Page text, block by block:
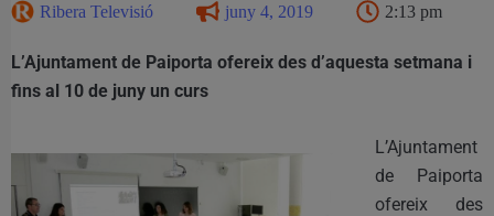
Ribera Televisió juny 4, 2019 2:13 pm
L’Ajuntament de Paiporta ofereix des d’aquesta setmana i
fins al 10 de juny un curs
L’Ajuntament
de Paiporta
ofereix des